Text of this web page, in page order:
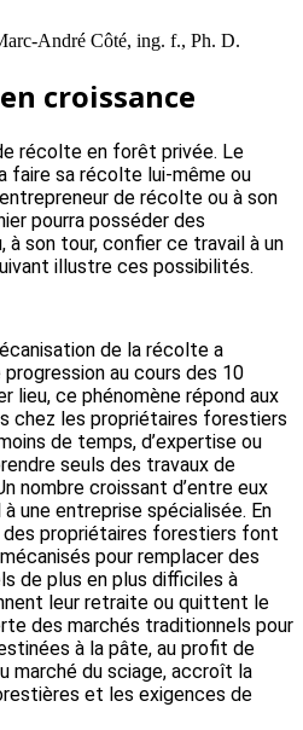
André Côté, ing. f., Ph. D.
croissance
récolte en forêt privée. Le
faire sa récolte lui-même ou
de récolte ou à son
pourra posséder des
son tour, confier ce travail à un
illustre ces possibilités.
de la récolte a
au cours des 10
lieu, ce phénomène répond aux
chez les propriétaires forestiers
de temps, d’expertise ou
seuls des travaux de
nombre croissant d’entre eux
une entreprise spécialisée. En
propriétaires forestiers font
pour remplacer des
de plus en plus difficiles à
leur retraite ou quittent le
des marchés traditionnels pour
à la pâte, au profit de
marché du sciage, accroît la
et les exigences de